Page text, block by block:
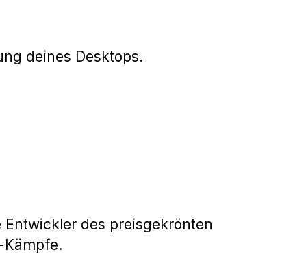
deines Desktops.
Entwickler des preisgekrönten
Kämpfe.